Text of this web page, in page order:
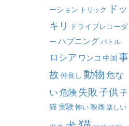
ーション トリック
ドッ
キリ
ドライブレコーダ
ー ハプニング バトル
ロシア ワンコ 中国 事
故 仲良し 動物 危な
い 危険 失敗子供子
猫実験 怖い映画楽しい